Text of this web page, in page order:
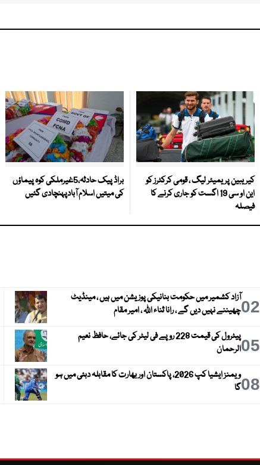
کیریبین پریمیئر لیگ ، قومی کرکٹرز کو
این او سی 19 اگست کو جاری کرنے کا
فیصلہ
براڈ پیک حادثہ،5غیرملکی کوہ پیماؤں
کی میتیں اسلام آبادپہنچادی گئیں
02آزاد کشمیر میں حکومت بنانیکی پوزیشن میں ہیں ، مینڈیٹ
چھیننے نہیں دیں گے ، رانا ثناء اللہ ، امیر مقام
05
پیٹرول کی قیمت 228 روپے فی لیٹر کی جائے، حافظ نعیم
الرحمان
08
ویمنز ایشیا کپ 2026، پاکستان اور بھارت کا مقابلہ دبئی میں ہو
گا